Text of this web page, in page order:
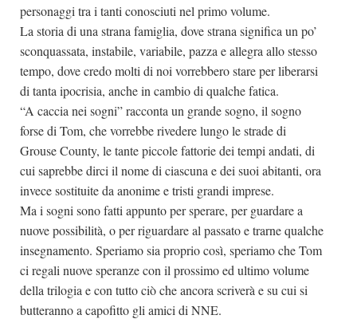
personaggi tra i tanti conosciuti nel primo volume.
La storia di una strana famiglia, dove strana significa un po’
sconquassata, instabile, variabile, pazza e allegra allo stesso
tempo, dove credo molti di noi vorrebbero stare per liberarsi
di tanta ipocrisia, anche in cambio di qualche fatica.
“A caccia nei sogni” racconta un grande sogno, il sogno
forse di Tom, che vorrebbe rivedere lungo le strade di
Grouse County, le tante piccole fattorie dei tempi andati, di
cui saprebbe dirci il nome di ciascuna e dei suoi abitanti, ora
invece sostituite da anonime e tristi grandi imprese.
Ma i sogni sono fatti appunto per sperare, per guardare a
nuove possibilità, o per riguardare al passato e trarne qualche
insegnamento. Speriamo sia proprio così, speriamo che Tom
ci regali nuove speranze con il prossimo ed ultimo volume
della trilogia e con tutto ciò che ancora scriverà e su cui si
butteranno a capofitto gli amici di NNE.